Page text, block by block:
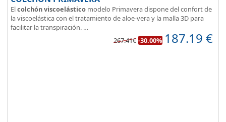
Elcolchón viscoelástico modelo Primavera dispone del confort de
la viscoelástica con el tratamiento de aloe-vera y la malla 3D para
facilitar la transpiración.
Según medida del colchón estamos hablando tanto de un colchón
267.41€ -30.00% 187.19 €